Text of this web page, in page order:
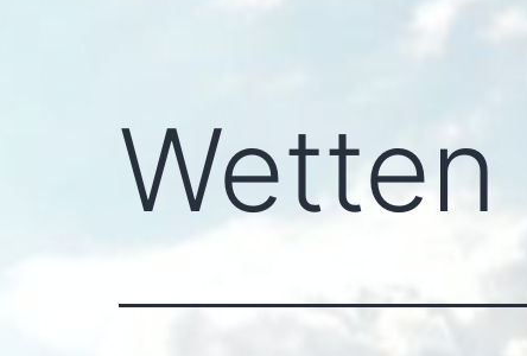
Wetten